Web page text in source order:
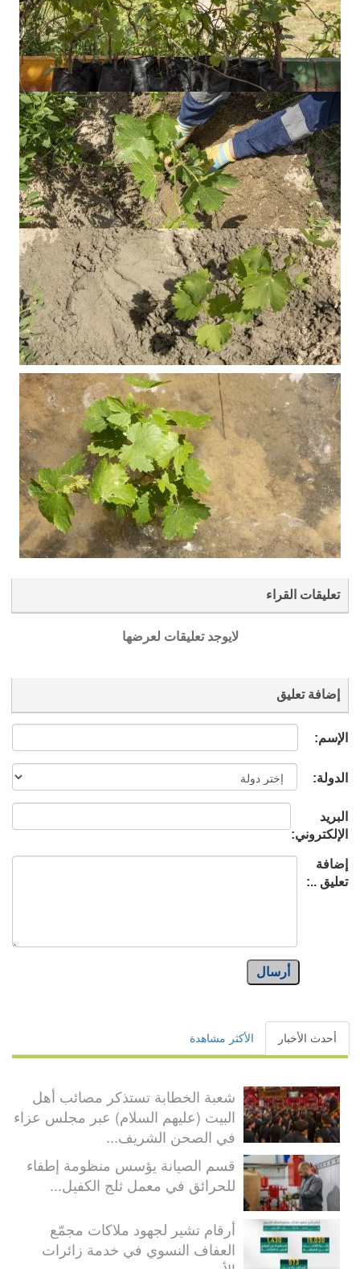
تعليقات القراء
لايوجد تعليقات لعرضها
إضافة تعليق
الإسم:
الدولة:
البريد
الإلكتروني:
إضافة
تعليق ..:
أرسال
أحدث الأخبار الأكثر مشاهدة
شعبة الخطابة تستذكر مصائب أهل
البيت (عليهم السلام) عبر مجلس عزاء
في الصحن الشريف...
قسم الصيانة يؤسس منظومة إطفاء
للحرائق في معمل ثلج الكفيل...
أرقام تشير لجهود ملاكات مجمّع
العفاف النسوي في خدمة زائرات